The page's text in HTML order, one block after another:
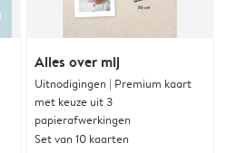
Alles over mij
Uitnodigingen | Premium kaart
met keuze uit 3
papierafwerkingen
Set van 10 kaarten